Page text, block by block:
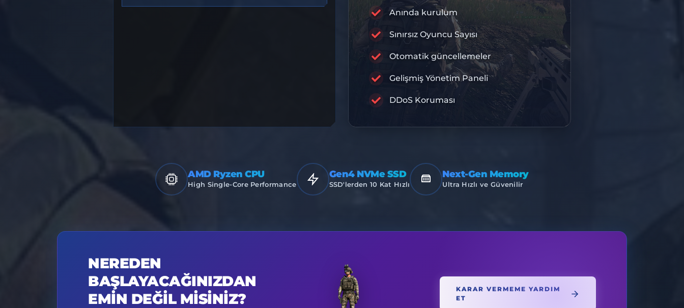
Anında kurulum
Sınırsız Oyuncu Sayısı
Otomatik güncellemeler
Gelişmiş Yönetim Paneli
DDoS Koruması
DIS10
RABISU
PREMIUM ALTYAPI
AMD Ryzen CPU
High Single-Core Performance
Gen4 NVMe SSD
SSD'lerden 10 Kat Hızlı
Next-Gen Memory
Ultra Hızlı ve Güvenilir
NEREDEN
BAŞLAYACAĞINIZDAN
EMIN DEĞIL MISINIZ?
KARAR VERMEME YARDIM
ET